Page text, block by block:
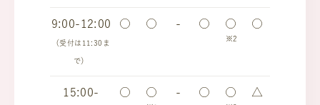
9:00-12:00
（受付は11:30ま
で）
○ ○ - ○ ○
※2
○
15:00-
○ ○ - ○ ○ △